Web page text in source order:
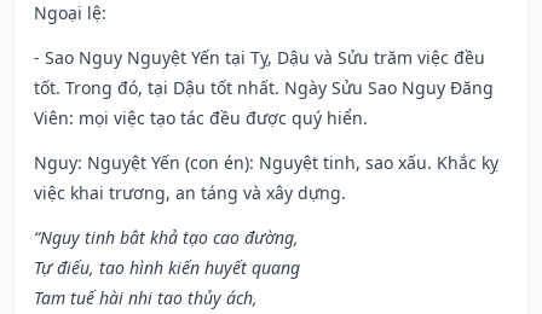
Ngoại lệ:
- Sao Nguy Nguyệt Yến tại Tỵ, Dậu và Sửu trăm việc đều
tốt. Trong đó, tại Dậu tốt nhất. Ngày Sửu Sao Nguy Đăng
Viên: mọi việc tạo tác đều được quý hiển.
Nguy: Nguyệt Yến (con én): Nguyệt tinh, sao xấu. Khắc kỵ
việc khai trương, an táng và xây dựng.
“Nguy tinh bât khả tạo cao đường,
Tự điếu, tao hình kiến huyết quang
Tam tuế hài nhi tao thủy ách,